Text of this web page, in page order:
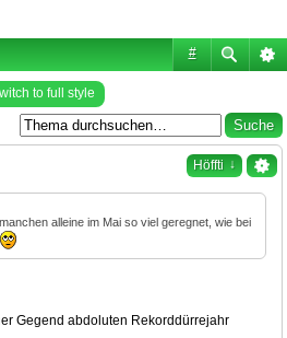
#
to full style
Höffti ↓
alleine im Mai so viel geregnet, wie bei
Gegend abdoluten Rekorddürrejahr